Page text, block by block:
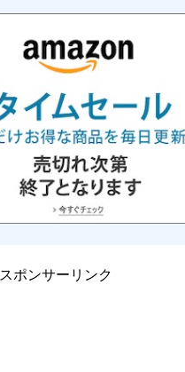
スポンサーリンク